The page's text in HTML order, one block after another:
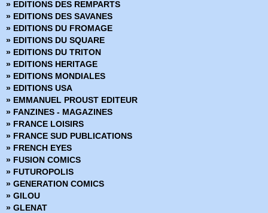
› Star Wars - 64
› Star Wars - 65
› Star Wars - 66
› Star Wars - 67
› Star Wars - 68
› Star Wars - 69
› Star Wars - 70
› Star Wars - 71
› Star Wars - 72
› Star Wars - 73
› Star Wars - 74
› Star Wars - 75
› Star Wars - 76
› Star Wars - 77
› Star Wars - 78
› Star Wars - 79
› Star Wars - 80
» EDITIONS DES REMPARTS
» EDITIONS DES SAVANES
» EDITIONS DU FROMAGE
» EDITIONS DU SQUARE
» EDITIONS DU TRITON
» EDITIONS HERITAGE
» EDITIONS MONDIALES
» EDITIONS USA
» EMMANUEL PROUST EDITEUR
» FANZINES - MAGAZINES
» FRANCE LOISIRS
» FRANCE SUD PUBLICATIONS
» FRENCH EYES
» FUSION COMICS
» FUTUROPOLIS
» GENERATION COMICS
» GILOU
» GLENAT